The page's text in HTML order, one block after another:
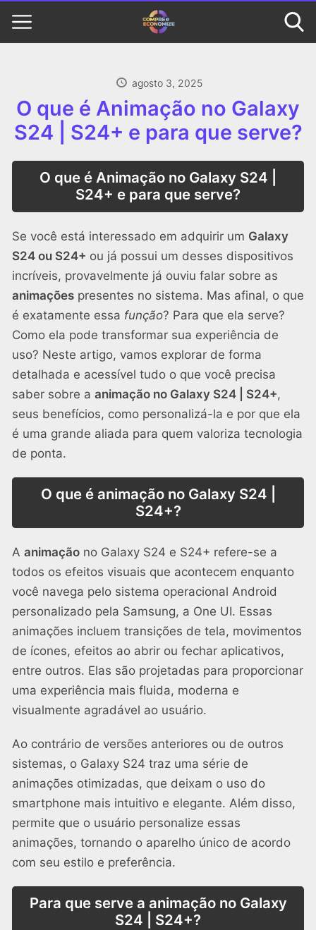
agosto 3, 2025
O que é Animação no Galaxy
S24 | S24+ e para que serve?
O que é Animação no Galaxy S24 |
S24+ e para que serve?
Se você está interessado em adquirir um Galaxy
S24 ou S24+ ou já possui um desses dispositivos
incríveis, provavelmente já ouviu falar sobre as
animações presentes no sistema. Mas afinal, o que
é exatamente essa função? Para que ela serve?
Como ela pode transformar sua experiência de
uso? Neste artigo, vamos explorar de forma
detalhada e acessível tudo o que você precisa
saber sobre a animação no Galaxy S24 | S24+,
seus benefícios, como personalizá-la e por que ela
é uma grande aliada para quem valoriza tecnologia
de ponta.
O que é animação no Galaxy S24 |
S24+?
A animação no Galaxy S24 e S24+ refere-se a
todos os efeitos visuais que acontecem enquanto
você navega pelo sistema operacional Android
personalizado pela Samsung, a One UI. Essas
animações incluem transições de tela, movimentos
de ícones, efeitos ao abrir ou fechar aplicativos,
entre outros. Elas são projetadas para proporcionar
uma experiência mais fluida, moderna e
visualmente agradável ao usuário.
Ao contrário de versões anteriores ou de outros
sistemas, o Galaxy S24 traz uma série de
animações otimizadas, que deixam o uso do
smartphone mais intuitivo e elegante. Além disso,
permite que o usuário personalize essas
animações, tornando o aparelho único de acordo
com seu estilo e preferência.
Para que serve a animação no Galaxy
S24 | S24+?